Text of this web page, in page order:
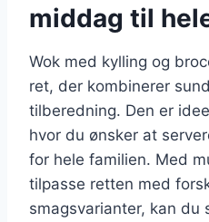
middag til
Wok med kylling og
ret, der kombinerer
tilberedning. Den er
hvor du ønsker at
for hele familien. Med
tilpasse retten med
smagsvarianter, kan du